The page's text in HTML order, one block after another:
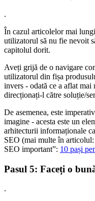
.
În cazul articolelor mai
utilizatorul să nu fie nevoit
capitolul dorit.
Aveți grijă de o navigare
utilizatorul din fișa
invers - odată ce a aflat mai
direcționați-l către soluție/
De asemenea, este
imagine - acesta este un
arhitecturii informaționale
SEO (mai multe în
SEO important”: 10 pași
Pasul 5: Faceți o
.